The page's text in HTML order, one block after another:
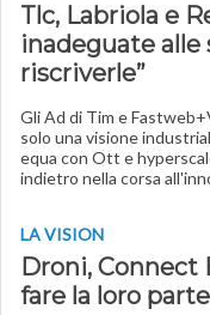
Tlc, Labriola e
inadeguate alle
riscriverle”
Gli Ad di Tim e
solo una visione
equa con Ott e
indietro nella corsa
LA VISION
Droni, Connect
fare la loro